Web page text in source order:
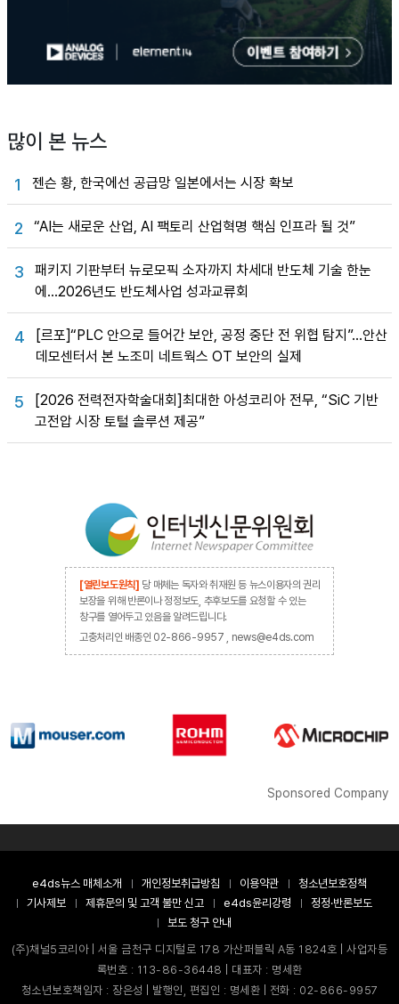
많이 본 뉴스
1 젠슨 황, 한국에선 공급망 일본에서는 시장 확보
2 “AI는 새로운 산업, AI 팩토리 산업혁명 핵심 인프라 될 것”
3
패키지 기판부터 뉴로모픽 소자까지 차세대 반도체 기술 한눈
에…2026년도 반도체사업 성과교류회
4
[르포]“PLC 안으로 들어간 보안, 공정 중단 전 위협 탐지”…안산
데모센터서 본 노조미 네트웍스 OT 보안의 실제
5
[2026 전력전자학술대회]최대한 아성코리아 전무, “SiC 기반
고전압 시장 토털 솔루션 제공”
[열린보도원칙] 당 매체는 독자와 취재원 등 뉴스이용자의 권리
보장을 위해 반론이나 정정보도, 추후보도를 요청할 수 있는
창구를 열어두고 있음을 알려드립니다.
고충처리인 배종인 02-866-9957 , news@e4ds.com
Sponsored Company
e4ds뉴스 매체소개 개인정보취급방침 이용약관
청소년보호정책
기사제보
제휴문의 및 고객 불만 신고 e4ds윤리강령
정정·반론보도
보도 청구 안내
(주)채널5코리아 | 서울 금천구 디지털로 178 가산퍼블릭 A동 1824호 | 사업자등
록번호 : 113-86-36448 | 대표자 : 명세환
청소년보호책임자 : 장은성 | 발행인, 편집인 : 명세환 | 전화 : 02-866-9957